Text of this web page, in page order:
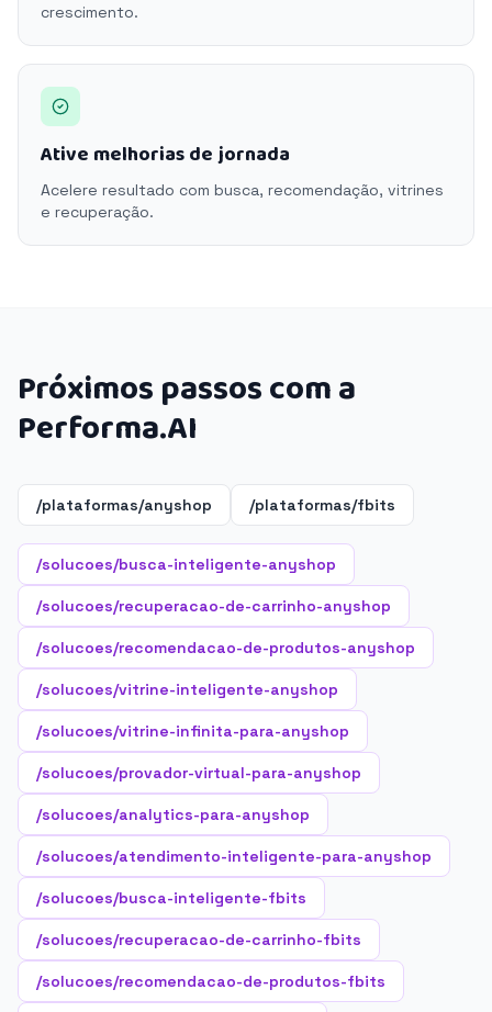
crescimento.
Ative melhorias de jornada
Acelere resultado com busca, recomendação, vitrines
e recuperação.
Próximos passos com a
Performa.AI
/plataformas/anyshop /plataformas/fbits
/solucoes/busca-inteligente-anyshop
/solucoes/recuperacao-de-carrinho-anyshop
/solucoes/recomendacao-de-produtos-anyshop
/solucoes/vitrine-inteligente-anyshop
/solucoes/vitrine-infinita-para-anyshop
/solucoes/provador-virtual-para-anyshop
/solucoes/analytics-para-anyshop
/solucoes/atendimento-inteligente-para-anyshop
/solucoes/busca-inteligente-fbits
/solucoes/recuperacao-de-carrinho-fbits
/solucoes/recomendacao-de-produtos-fbits